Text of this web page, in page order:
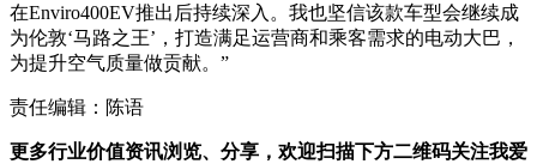
在Enviro400EV推出后持续深入。我也坚信该款车型会继续成
为伦敦‘马路之王’，打造满足运营商和乘客需求的电动大巴，
为提升空气质量做贡献。”
责任编辑：陈语
更多行业价值资讯浏览、分享，欢迎扫描下方二维码关注我爱